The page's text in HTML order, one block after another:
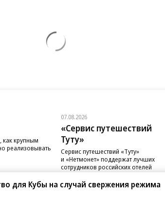
крупным
реализовывать
07.08.2026
«Сервис путешествий
Туту»
Сервис путешествий «Туту»
и «Нетмонет» поддержат лучших
сотрудников российских отелей
для Кубы на случай свержения режима